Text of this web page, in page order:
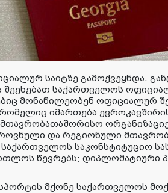
საიტზე გამოქვეყნდა.
შეეხებათ საქართველოს
მონაწილეობენ ოფიციალურ
იმართება
და რეგიონული
საქართველოს საკონსტიტუციო
წევრებს; დიპლომატიური
მქონე საქართველოს